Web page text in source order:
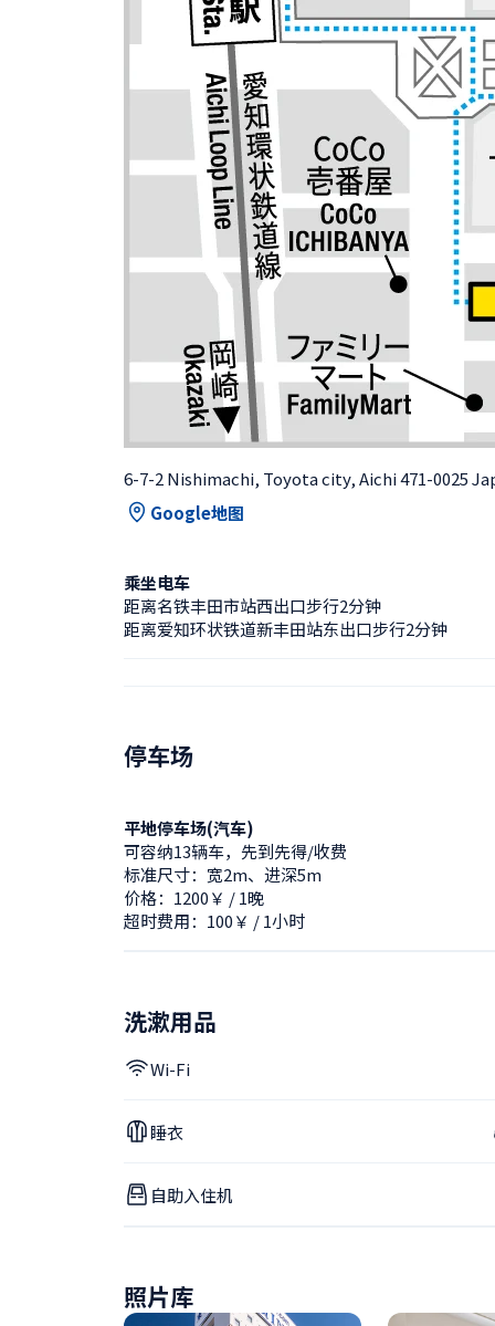
6-7-2 Nishimachi, Toyota city, Aichi 471-0025
Google地图
乘坐电车
距离名铁丰田市站西出口步行2分钟
距离爱知环状铁道新丰田站东出口步行2分钟
停车场
平地停车场(汽车)
可容纳13辆车，先到先得/收费
标准尺寸：宽2m、进深5m
价格：1200￥ / 1晚
超时费用：100￥ / 1小时
洗漱用品
Wi-Fi
睡衣
自助入住机
照片库